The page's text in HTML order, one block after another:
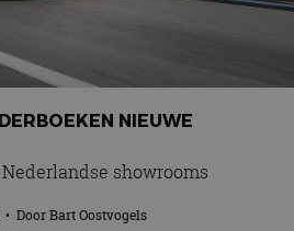
NIEUWE
showrooms
• DoorBart Oostvogels